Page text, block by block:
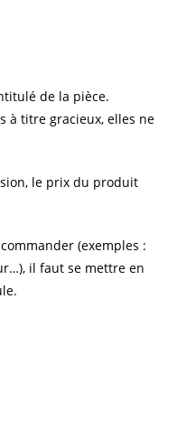
de la pièce.
à titre gracieux, elles ne
le prix du produit
(exemples :
il faut se mettre en